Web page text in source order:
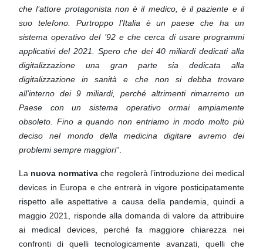
che l’attore protagonista non è il medico, è il paziente e il
suo telefono. Purtroppo l’Italia è un paese che ha un
sistema operativo del ’92 e che cerca di usare programmi
applicativi del 2021. Spero che dei 40 miliardi dedicati alla
digitalizzazione una gran parte sia dedicata alla
digitalizzazione in sanità e che non si debba trovare
all’interno dei 9 miliardi, perché altrimenti rimarremo un
Paese con un sistema operativo ormai ampiamente
obsoleto. Fino a quando non entriamo inmodo molto più
deciso nel mondo della medicina digitare avremo dei
problemi sempre maggiori”.
La nuova normativa che regolerà l’introduzione dei medical
devices in Europa e che entrerà in vigore posticipatamente
rispetto alle aspettative a causa della pandemia, quindi a
maggio 2021, risponde alla domanda di valore da attribuire
ai medical devices, perché fa maggiore chiarezza nei
confronti di quelli tecnologicamente avanzati, quelli che